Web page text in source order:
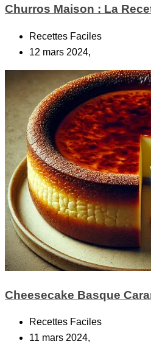
Churros Maison : La
Recettes Faciles
12 mars 2024,
Cheesecake Basque
Recettes Faciles
11 mars 2024,